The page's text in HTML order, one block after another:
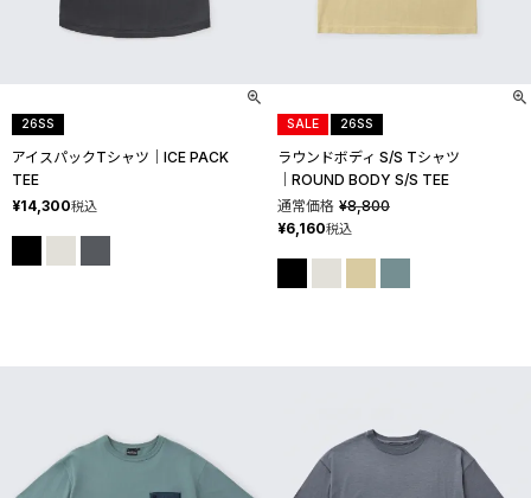
アイスパックTシャツ│ICE PACK
TEE
26SS
¥14,300税込
ラウンドボディ S/S Tシャツ
│ROUND BODY S/S TEE
SALE 26SS
通常価格 ¥8,800
¥6,160税込